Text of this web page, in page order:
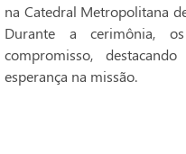
na Catedral Metropolitana
Durante a cerimônia,
compromisso,
esperança na missão.